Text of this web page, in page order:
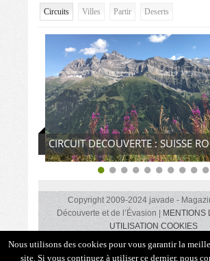
Circuits Villes Partir Deserts
CIRCUIT DECOUVERTE : SUISSE
Copyright 2009-2024 javade -
Découverte et de l’Évasion |MENTIONS
UTILISATION COOKIES
Des coups de cœurs, des rencontres
des idées de circuits, des adresses
Nous utilisons des cookies pour vous garantir la
site. Si vous continuez à utiliser ce dernier, nous